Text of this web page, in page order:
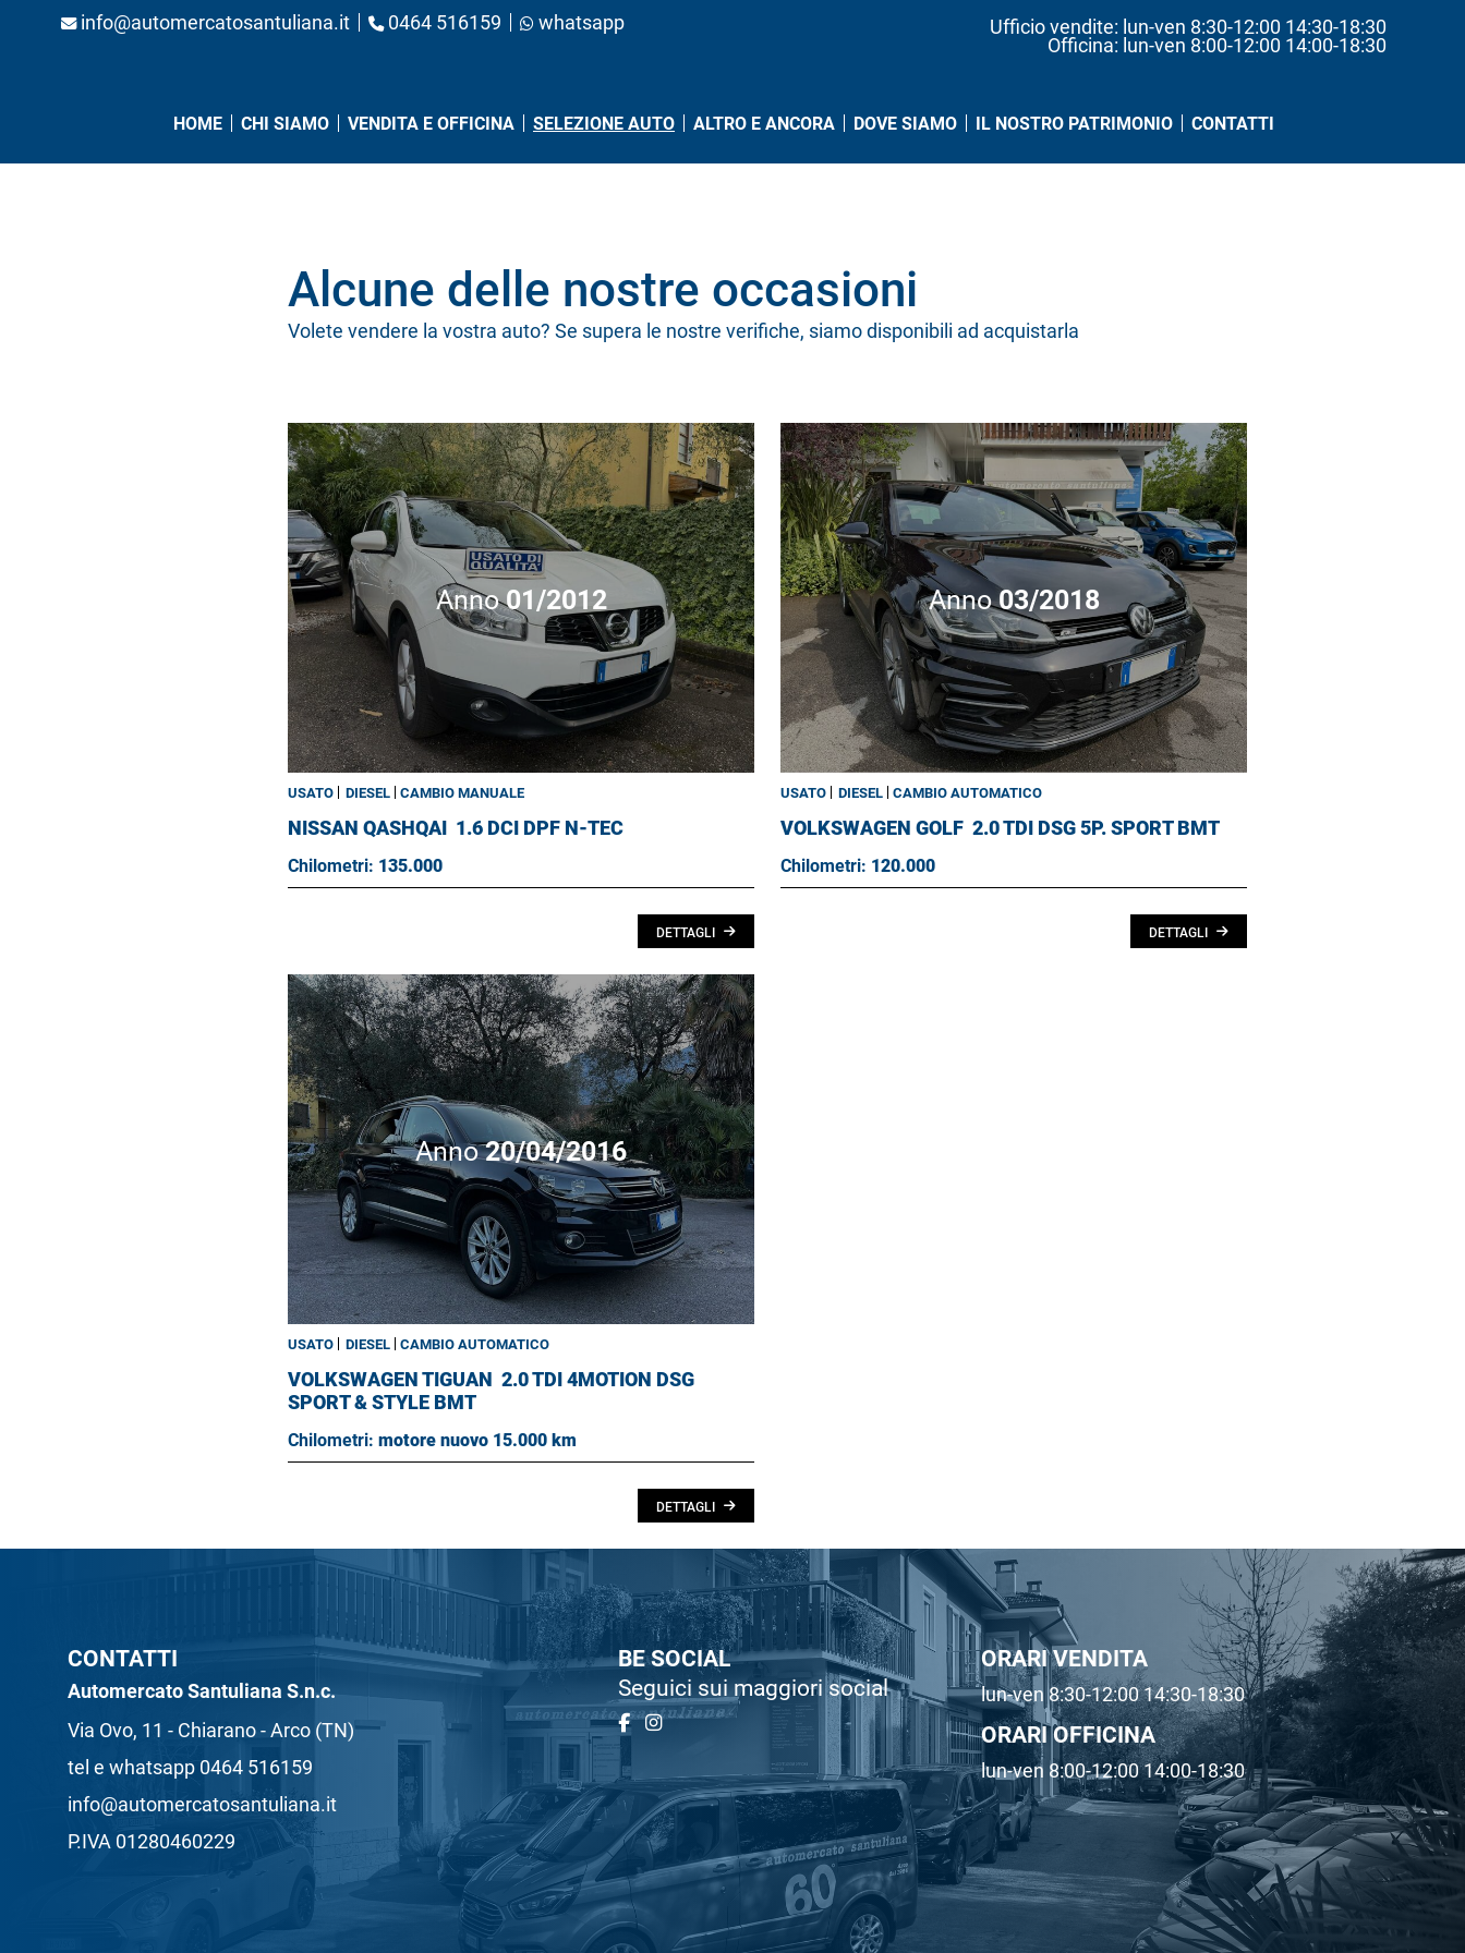
info@automercatosantuliana.it 0464 516159 whatsapp Ufficio vendite: lun-ven 8:30-12:00 14:30-18:30
Officina: lun-ven 8:00-12:00 14:00-18:30
HOME(CURRENT)
CHI SIAMO VENDITA E OFFICINA SELEZIONE AUTO(PAGINA CORRENTE)
ALTRO E ANCORA DOVE SIAMO IL NOSTRO PATRIMONIO CONTATTI
Alcune delle nostre occasioni
Volete vendere la vostra auto? Se supera le nostre verifiche, siamo disponibili ad acquistarla
Anno01/2012
USATO DIESEL CAMBIO MANUALE
NISSAN QASHQAI 1.6 DCI DPF N-TEC
Chilometri: 135.000
DETTAGLI
Anno03/2018
USATO DIESEL CAMBIO AUTOMATICO
VOLKSWAGEN GOLF 2.0 TDI DSG 5P. SPORT BMT
Chilometri: 120.000
DETTAGLI
Anno20/04/2016
USATO DIESEL CAMBIO AUTOMATICO
VOLKSWAGEN TIGUAN 2.0 TDI 4MOTION DSG
SPORT & STYLE BMT
Chilometri: motore nuovo 15.000 km
DETTAGLI
CONTATTI
Automercato Santuliana S.n.c.
Via Ovo, 11 - Chiarano - Arco (TN)
tel e whatsapp 0464 516159
info@automercatosantuliana.it
P.IVA 01280460229
BE SOCIAL
Seguici sui maggiori social
ORARI VENDITA
lun-ven 8:30-12:00 14:30-18:30
ORARI OFFICINA
lun-ven 8:00-12:00 14:00-18:30